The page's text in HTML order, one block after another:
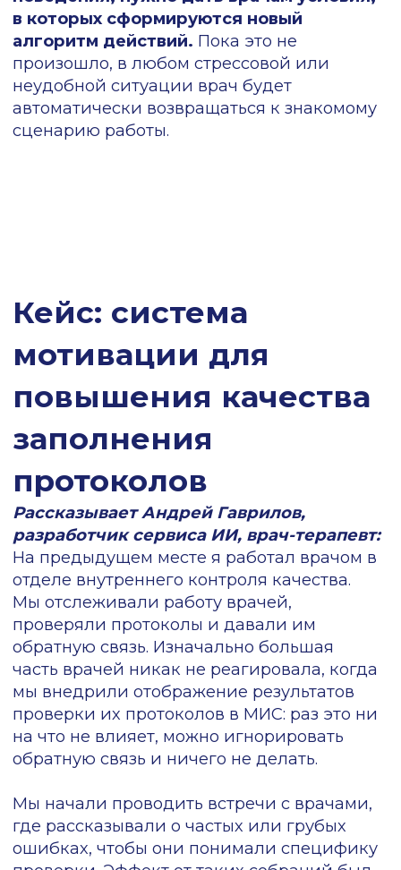
Эту группу удалось подстегнуть только
введением системы депремирования.
Она срабатывала, если показатели врача
опускались ниже определенного
минимального порога — для этого нужно
было действительно плохо вести
документацию.Врачей, которых
депремировали, было мало, но угроза
потери части зарплаты стала
врачей
Если руководство не контролирует
объясняет ее ценность, врачи не будут
тратить время на ее освоение. Но в случае,
когда клиника отслеживает
использование продукта, лучшие
премию, а тех, кто игнорирует
нововведение, приглашают на личные
повышение собственного дохода от
грамотных назначений и бонус за
использование системы. Если добавить к
этому понятную инструкцию и готовность
помочь на местах, эффект будет сильнее,
чем при отсутствии всякой
коммуникации.
Выстроить подобную систему можно
только с оценкой эффективности работы
врачей на основе точных данных.
Сервисы, предоставляющие аналитику на
основе данных из МИС, становятся
ключевым инструментом для подсчета
KPI врачей
Именно с помощью аналитики можно
выявить лидеров и отстающих, чтобы
ввести поощрение за работу по КР или
которые не соблюдают стандарты
качества медпомощи. В следующем кейсе
мы разберем, как комплексное
использование сервисов, в том числе,